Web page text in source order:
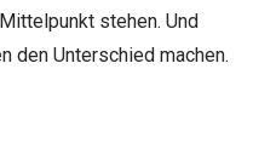
stehen. Und
den Unterschied machen.